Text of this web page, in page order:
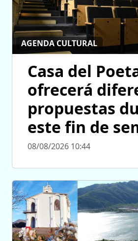
AGENDA CULTURAL
Casa del
ofrecerá
propuestas
este fin de
08/08/2026 10:44